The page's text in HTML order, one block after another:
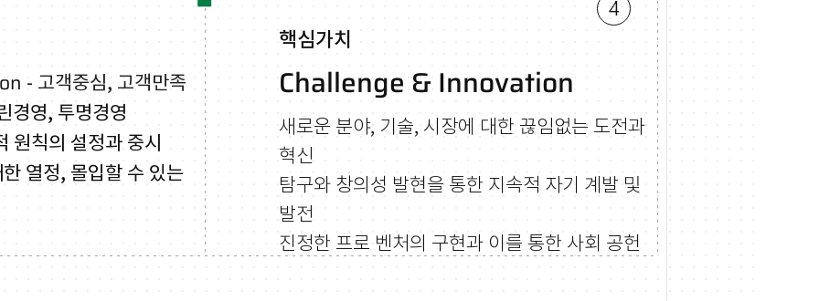
- 고객중심, 고객만족
경영, 투명경영
원칙의 설정과 중시
열정, 몰입할 수 있는
핵심가치
Challenge & Innovation
새로운 분야, 기술, 시장에 대한 끊임없는 도전과
혁신
탐구와 창의성 발현을 통한 지속적 자기 계발 및
발전
진정한 프로 벤처의 구현과 이를 통한 사회 공헌